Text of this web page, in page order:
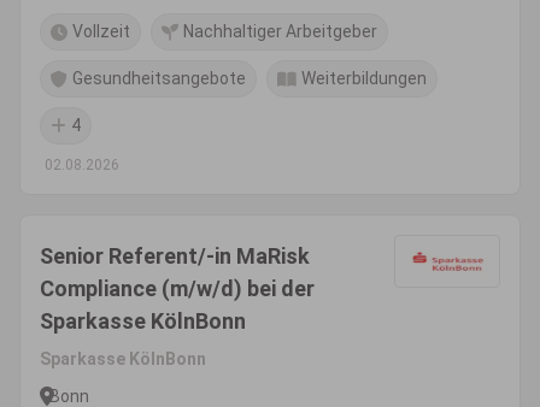
Vollzeit Nachhaltiger Arbeitgeber
Gesundheitsangebote Weiterbildungen
4
02.08.2026
Senior Referent/-in MaRisk
Compliance (m/w/d) bei der
Sparkasse KölnBonn
Sparkasse KölnBonn
Bonn